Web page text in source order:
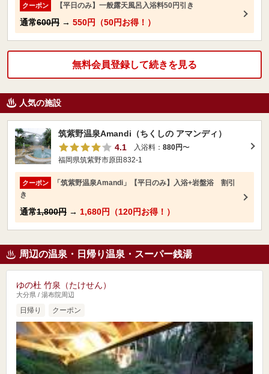
クーポン 【平日のみ】一般露天風呂入浴料50円引き
通常600円 → 550円（50円お得！）
無料会員登録して続きを見る
人気の施設
筑紫野温泉Amandi（ちくしの アマンディ）
4.1
入浴料： 880円〜
福岡県筑紫野市原田832-1
クーポン
「筑紫野温泉Amandi」【平日のみ】入浴+岩盤浴 割引
き
通常1,800円 → 1,680円（120円お得！）
周辺の温泉・日帰り温泉・スーパー銭湯
ゆの杜 竹泉（たけせん）
大分県 / 湯布院周辺
日帰り クーポン